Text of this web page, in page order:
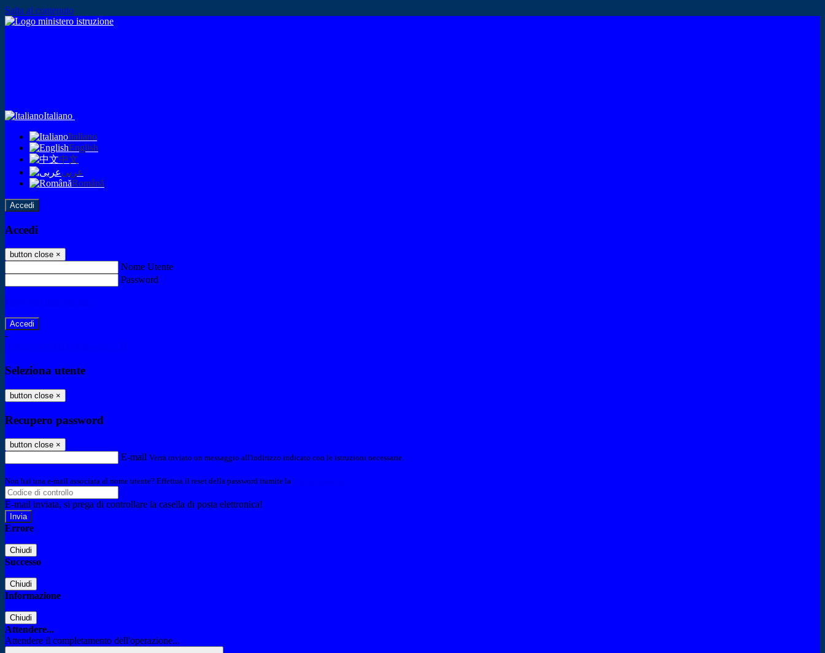
Salta al contenuto
Italiano
Italiano
English
中文
عربى
Română
Accedi
Accedi
button close ×
Nome Utente
Password
-
Seleziona utente
button close ×
Recupero password
button close ×
E-mail Verrà inviato un messaggio all'indirizzo indicato con le istruzioni necessarie.
Non hai una e-mail associata al nome utente? Effettua il reset della password tramite la
E-mail inviata, si prega di controllare la casella di posta elettronica!
Errore
Chiudi
Successo
Chiudi
Informazione
Chiudi
Attendere...
Attendere il completamento dell'operazione...